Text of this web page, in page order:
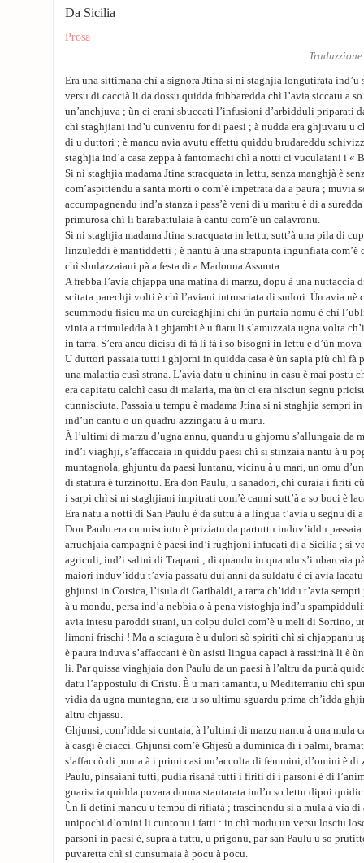
Da Sicilia
Prosa
Era una sittimana chì a signora Jtina si ni staghjia longutirata ind’u
versu di caccià li da dossu quidda fribbaredda chì l’avia siccatu a so
un’anchjuva ; ùn ci erani sbuccati l’infusioni d’arbidduli priparati
chì staghjiani ind’u cunventu for di paesi ; à nudda era ghjuvatu u
di u duttori ; è mancu avia avutu effettu quiddu brudareddu
staghjia ind’a casa zeppa à fantomachi chì a notti ci vuculaiani i «
Si ni staghjia madama Jtina stracquata in lettu, senza manghjà è
com’aspittendu a santa morti o com’è impetrata da a paura ; muvia
accumpagnendu ind’a stanza i pass’è veni di u maritu è di a
primurosa chì li barabattulaia à cantu com’è un calavronu.
Si ni staghjia madama Jtina stracquata in lettu, sutt’à una pila di
linzuleddi è mantiddetti ; è nantu à una strapunta ingunfiata
chì sbulazzaiani pà a festa di a Madonna Assunta.
A frebba l’avia chjappa una matina di marzu, dopu à una nuttaccia
scitata parechji volti è chì l’aviani intrusciata di sudori. Ùn avia nè
scummodu fisicu ma un curciaghjini chì ùn purtaia nomu è chì
vinia a trimuledda à i ghjambi è u fiatu li s’amuzzaia ugna volta
in tarra. S’era ancu dicisu di fà li fà i so bisogni in lettu è d’ùn
U duttori passaia tutti i ghjorni in quidda casa è ùn sapia più chì fà
una malattia cusì strana. L’avia datu u chininu in casu è mai postu
era capitatu calchì casu di malaria, ma ùn ci era nisciun segnu
cunnisciuta. Passaia u tempu è madama Jtina si ni staghjia sempri
ind’un cantu o un quadru azzingatu à u muru.
À l’ultimi di marzu d’ugna annu, quandu u ghjornu s’allungaia da
ind’i viaghji, s’affaccaia in quiddu paesi chì si stinzaia nantu à u
muntagnola, ghjuntu da paesi luntanu, vicinu à u mari, un omu
di statura è turzinottu. Era don Paulu, u sanadori, chì curaia i firiti
i sarpi chì si ni staghjiani impitrati com’è canni sutt’à a so boci è
Era natu a notti di San Paulu è da suttu à a lingua t’avia u segnu di
Don Paulu era cunnisciutu è priziatu da partuttu induv’iddu passaia
arruchjaia campagni è paesi ind’i rughjoni infucati di a Sicilia ; si
agriculi, ind’i salini di Trapani ; di quandu in quandu s’imbarcaia
maiori induv’iddu t’avia passatu dui anni da suldatu è ci avia
ghjunsi in Corsica, l’isula di Garibaldi, a tarra ch’iddu t’avia
à u mondu, persa ind’a nebbia o à pena vistoghja ind’u
avia intesu paroddi strani, un colpu dulci com’è u meli di Sortino,
limoni frischi ! Ma a sciagura è u dulori sò spiriti chì si chjappanu
è paura induva s’affaccani è ùn asisti lingua capaci à rassirinà li è
li. Par quissa viaghjaia don Paulu da un paesi à l’altru da purtà
datu l’appostulu di Cristu. È u mari tamantu, u Mediterraniu chì
vidia da ugna muntagna, era u so ultimu sguardu prima ch’idda
altru chjassu.
Ghjunsi, com’idda si cuntaia, à l’ultimi di marzu nantu à una mula
à casgi è ciacci. Ghjunsi com’è Ghjesù a duminica di i palmi,
s’affaccò di punta à i primi casi un’accolta di femmini, d’omini è
Paulu, pinsaiani tutti, pudia risanà tutti i firiti di i parsoni è di
guariscia quidda povara donna stantarata ind’u so lettu dipoi
Ùn li detini mancu u tempu di rifiatà ; trascinendu si a mula à via di
unipochi d’omini li cuntonu i fatti : in chì modu un versu losciu
parsoni in paesi è, supra à tuttu, u prigonu, par san Paulu u so
puvaretta chì si cunsumaia à pocu à pocu.